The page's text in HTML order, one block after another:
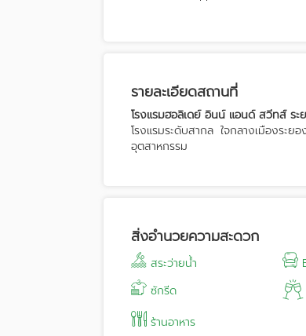
รายละเอียดสถานที่
โรงแรมฮอลิเดย์ อินน์ แอนด์ สวีทส์ ระ
โรงแรมระดับสากล ใจกลางเมืองระ
อุตสาหกรรม
ระยอง “Elementi Rooftop” เหมาะ
📍
จุดเด่นของสถานที่:
ทำเลใจกลางเมือง ใกล้
วิวทะเลจากห้องพักและรูฟท็อป
ห้องประชุมครบวงจร รองรับไ
ทีมอีเวนต์มืออาชีพ พร้อมดูแลทุ
Located in the heart of
convenience, and style. The
สิ่งอำนวยความสะดวก
สระว่ายน้ำ
ซักรีด
ร้านอาหาร